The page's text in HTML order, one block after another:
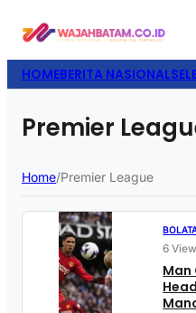
HOMEBERITA NASIONAL
Premier
Home/Premier League
6
Man